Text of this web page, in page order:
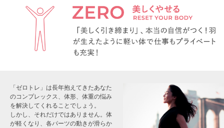
「ゼロトレ」は長年抱えてきたあなた
のコンプレックス、体形、体重の悩み
を解決してくれることでしょう。
しかし、それだけではありません。 体
が軽くなり、各パーツの動きが滑らか